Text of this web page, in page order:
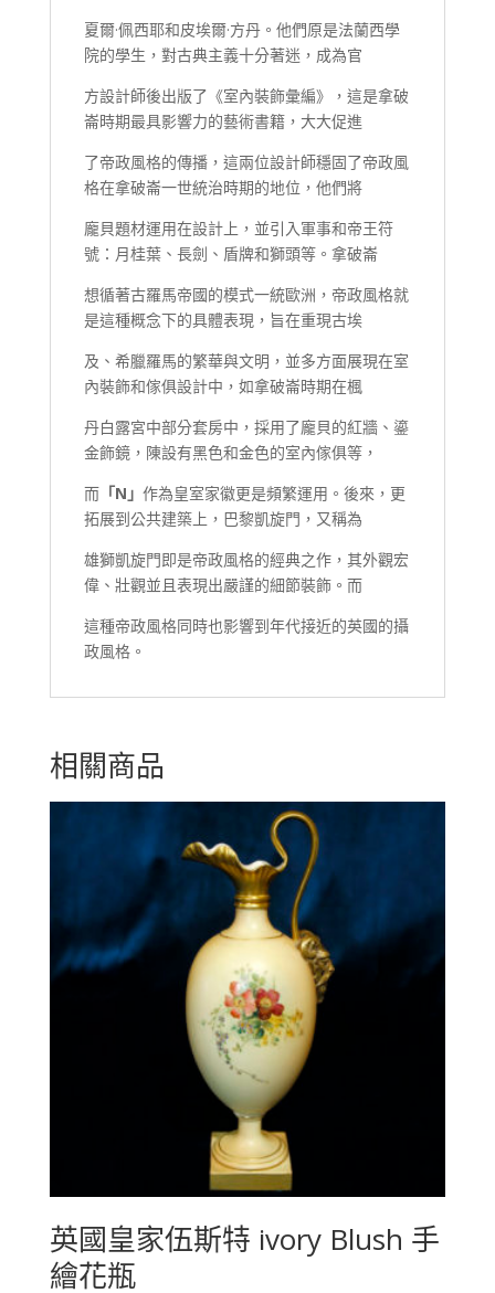
夏爾·佩西耶和皮埃爾·方丹。他們原是法蘭西學
院的學生，對古典主義十分著迷，成為官
方設計師後出版了《室內裝飾彙編》，這是拿破
崙時期最具影響力的藝術書籍，大大促進
了帝政風格的傳播，這兩位設計師穩固了帝政風
格在拿破崙一世統治時期的地位，他們將
龐貝題材運用在設計上，並引入軍事和帝王符
號：月桂葉、長劍、盾牌和獅頭等。拿破崙
想循著古羅馬帝國的模式一統歐洲，帝政風格就
是這種概念下的具體表現，旨在重現古埃
及、希臘羅馬的繁華與文明，並多方面展現在室
內裝飾和傢俱設計中，如拿破崙時期在楓
丹白露宮中部分套房中，採用了龐貝的紅牆、鎏
金飾鏡，陳設有黑色和金色的室內傢俱等，
而「N 」 作為皇室家徽更是頻繁運用。後來，更
拓展到公共建築上，巴黎凱旋門，又稱為
雄獅凱旋門即是帝政風格的經典之作，其外觀宏
偉、壯觀並且表現出嚴謹的細節裝飾。而
這種帝政風格同時也影響到年代接近的英國的攝
政風格。
相關商品
英國皇家伍斯特 ivory Blush 手
繪花瓶